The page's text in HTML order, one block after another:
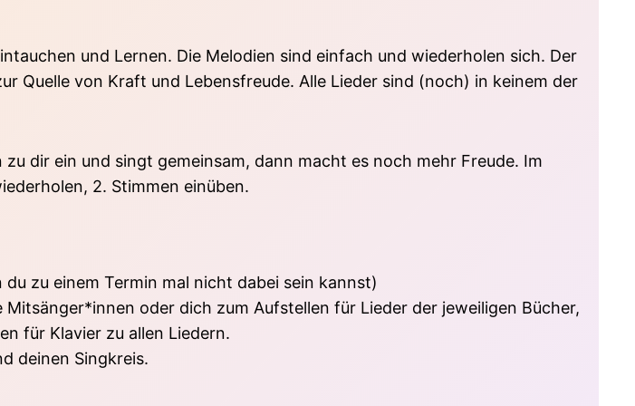
und Lernen. Die Melodien sind einfach und wiederholen sich. Der
Quelle von Kraft und Lebensfreude. Alle Lieder sind (noch) in keinem der
dir ein und singt gemeinsam, dann macht es noch mehr Freude. Im
2. Stimmen einüben.
zu einem Termin mal nicht dabei sein kannst)
oder dich zum Aufstellen für Lieder der jeweiligen Bücher,
für Klavier zu allen Liedern.
deinen Singkreis.